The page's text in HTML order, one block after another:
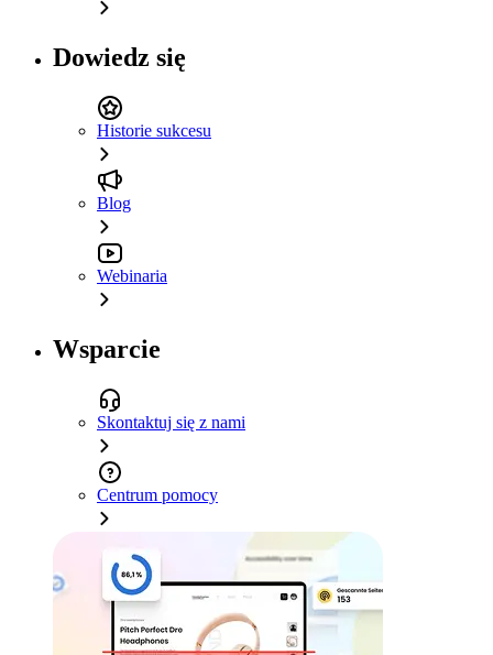
Dowiedz się
Historie sukcesu
Blog
Webinaria
Wsparcie
Skontaktuj się z nami
Centrum pomocy